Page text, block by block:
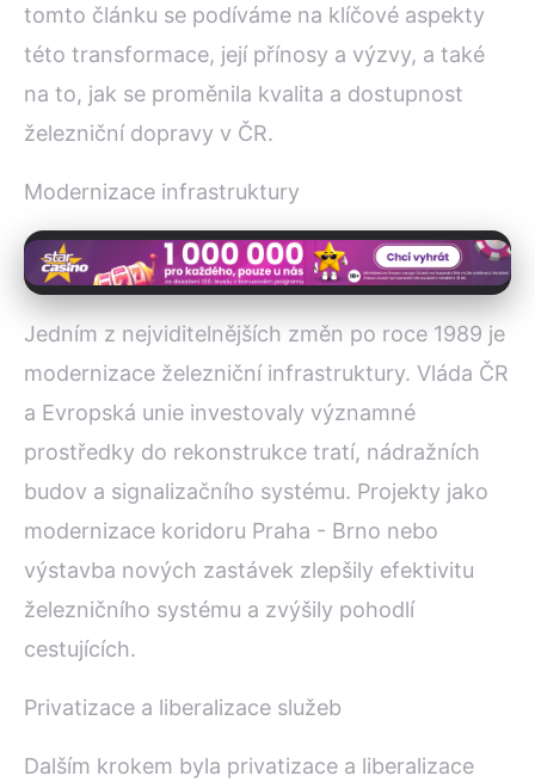
tomto článku se podíváme na klíčové aspekty
této transformace, její přínosy a výzvy, a také
na to, jak se proměnila kvalita a dostupnost
železniční dopravy v ČR.
Modernizace infrastruktury
Jedním z nejviditelnějších změn po roce 1989 je
modernizace železniční infrastruktury. Vláda ČR
a Evropská unie investovaly významné
prostředky do rekonstrukce tratí, nádražních
budov a signalizačního systému. Projekty jako
modernizace koridoru Praha - Brno nebo
výstavba nových zastávek zlepšily efektivitu
železničního systému a zvýšily pohodlí
cestujících.
Privatizace a liberalizace služeb
Dalším krokem byla privatizace a liberalizace